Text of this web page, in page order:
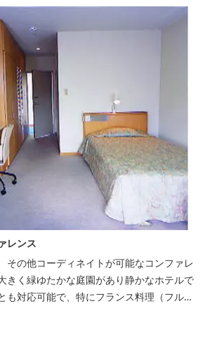
リアフリー、車いす対応の貸切風呂、リフ
ています...
レンス
その他コーディネイトが可能なコンファレ
きく緑ゆたかな庭園があり静かなホテルで
も対応可能で、特にフランス料理（フルコ
味ください。